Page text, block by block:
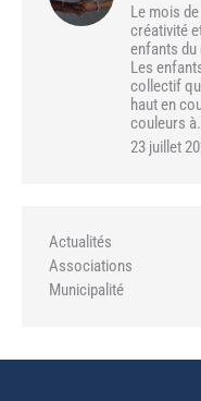
Le mois
créativité
enfants
Les
collectif
haut en
couleurs
23 juillet
Actualités
Associations
Municipalité